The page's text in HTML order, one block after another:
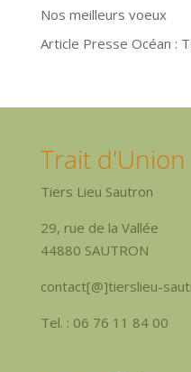
Nos meilleurs voeux
Article Presse Océan :
Trait d'Union
Tiers Lieu Sautron
29, rue de la Vallée
44880 SAUTRON
contact[@]tierslieu-
Tel. : 06 76 11 84 00